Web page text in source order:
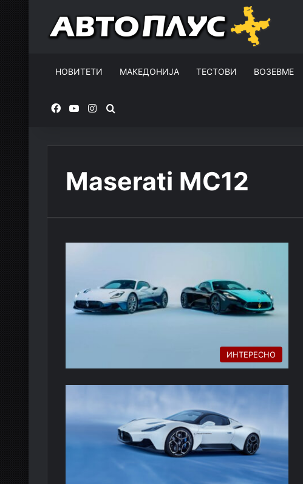
НОВИТЕТИ МАКЕДОНИЈА ТЕСТОВИ ВОЗЕВМЕ
FacebookYouTubeInstagram
Maserati MC12
ИНТЕРЕСНО